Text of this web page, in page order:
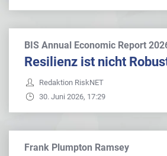
BIS Annual Economic Report
Resilienz ist nicht
Redaktion RiskNET
30. Juni 2026, 17:29
Frank Plumpton Ramsey